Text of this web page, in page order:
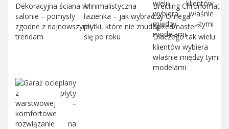
Dekoracyjna ściana w
salonie – pomysły
zgodne z najnowszymi
trendam
Minimalistyczna
łazienka – jak wybrać
płytki, które nie znudzą
się po roku
Breitling Chronomat
czy Omega
Speedmaster?
Dlaczego tak wielu
klientów wybiera
właśnie między tymi
modelami